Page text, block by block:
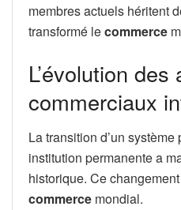
membres actuels héritent
transformé lecommerce
L’évolution des
commerciaux
La transition d’un
institution permanente a
historique. Ce
commerce mondial.